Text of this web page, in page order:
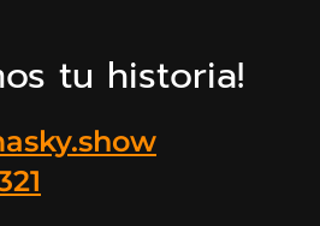
tu historia!